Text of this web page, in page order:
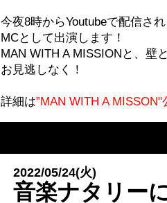
今夜8時からYoutubeで配信さ
MCとして出演します！
MAN WITH A MISSIONと、壁
お見逃しなく！
詳細は”MAN WITH A
2022/05/24(火)
音楽ナタリー